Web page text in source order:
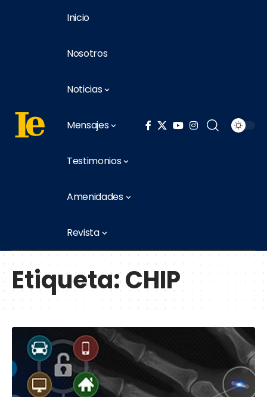
Inicio
Nosotros
Noticias
Mensajes
Testimonios
Amenidades
Revista
Etiqueta:CHIP